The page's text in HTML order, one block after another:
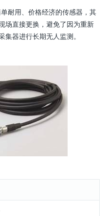
耐用、价格经济的传感器，其
场直接更换，避免了因为重新
器进行长期无人监测。